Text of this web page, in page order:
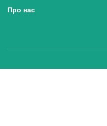
Про нас
Політика конфіденційності та